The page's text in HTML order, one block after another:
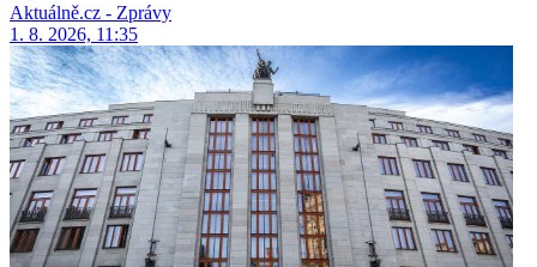
Aktuálně.cz - Zprávy
1. 8. 2026, 11:35